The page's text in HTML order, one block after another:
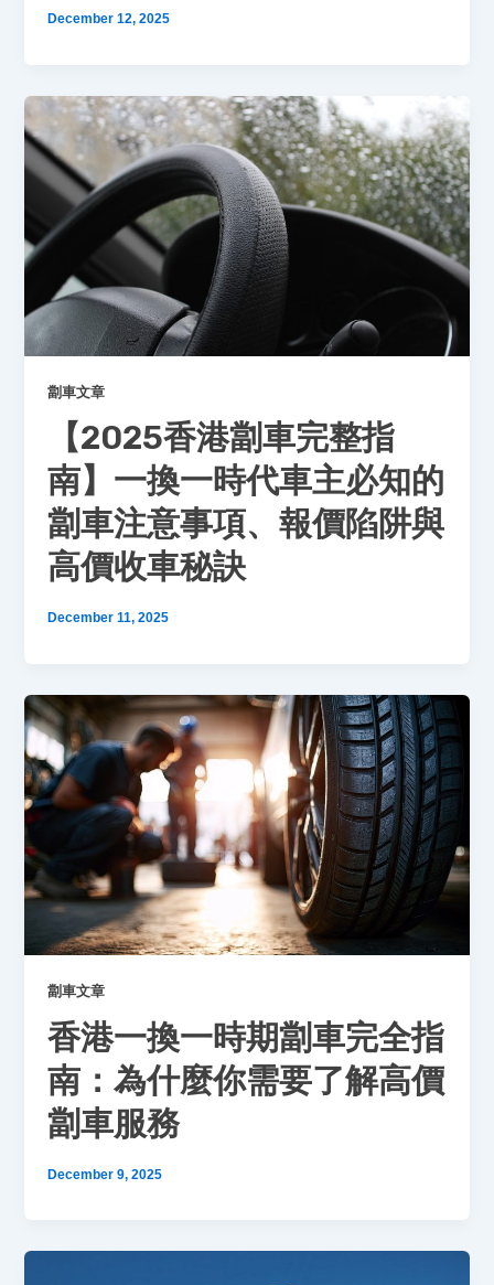
December 12, 2025
劏車文章
【2025香港劏車完整指
南】一換一時代車主必知的
劏車注意事項、報價陷阱與
高價收車秘訣
December 11, 2025
劏車文章
香港一換一時期劏車完全指
南：為什麼你需要了解高價
劏車服務
December 9, 2025